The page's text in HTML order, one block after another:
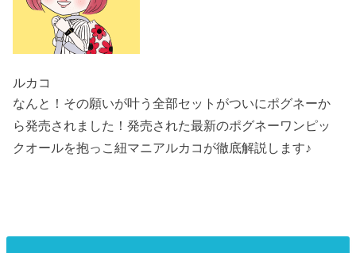
ルカコ
なんと！その願いが叶う全部セットがついにポグネーか
ら発売されました！発売された最新のポグネーワンピッ
クオールを抱っこ紐マニアルカコが徹底解説します♪